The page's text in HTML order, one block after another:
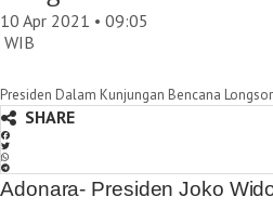
10 Apr 2021 • 09:05
WIB
Presiden Dalam Kunjungan Bencana
SHARE
Adonara- Presiden Joko